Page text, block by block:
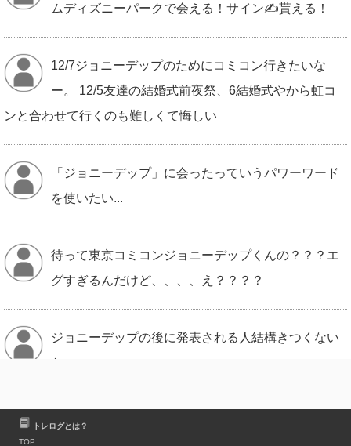
ムディズニーパークで会える！サイン✍️貰える！
12/7ジョニーデップのためにコミコン行きたいな
ー。 12/5友達の結婚式前夜祭、6結婚式やから虹コ
ンと合わせて行くのも難しくて悔しい
「ジョニーデップ」に会ったっていうパワーワード
を使いたい...
待って東京コミコンジョニーデップくんの？？？エ
グすぎるんだけど、、、、え？？？？
ジョニーデップの後に発表される人結構きつくない
か
チケ戦争エグそうだから、むしろガチでジョニーデ
トレログとは？
TOP